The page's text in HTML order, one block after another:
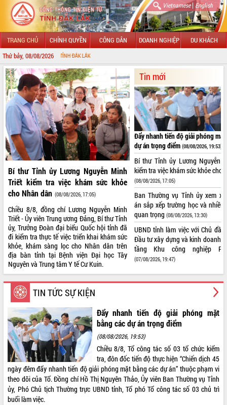
Vietnamese| English
TRANG CHỦ CHÍNH QUYỀN CÔNG DÂN DOANH NGHIỆP DU KHÁCH
Thứ bảy, 08/08/2026
GIỚI THIỆU
LÃNH ĐẠO UBND TỈNH
TIN TỨC SỰ KIỆN
SỞ, BAN, NGÀNH
UBND CÁC XÃ, PHƯỜNG
THÔNG TIN CHỈ ĐẠO ĐIỀU HÀNH
HỆ THỐNG VĂN BẢN
VĂN BẢN HĐND TỈNH
ĐIỂM TIN VĂN BẢN
QUY HOẠCH - KẾ HOẠCH
TrailerLễ hội Sầu riêng Đắk Lắk năm
2026
Bí thư Tỉnh ủy Lương Nguyễn Minh
Triết kiểm tra việc khám sức khỏe
cho Nhân dân (08/08/2026, 17:05)
Chiều 8/8, đồng chí Lương Nguyễn Minh
Triết - Ủy viên Trung ương Đảng, Bí thư Tỉnh
ủy, Trưởng Đoàn đại biểu Quốc hội tỉnh đã
đi kiểm tra thực tế việc triển khai khám sức
khỏe, khám sàng lọc cho Nhân dân trên
địa bàn tỉnh tại Bệnh viện Đại học Tây
Nguyên và Trung tâm Y tế Cư Kuin.
Tin mới
Đẩy nhanh tiến độ giải phóng mặt
dự án trọng điểm (08/08/2026, 19:53)
Bí thư Tỉnh ủy Lương Nguyễn
kiểm tra việc khám sức khỏe cho
(08/08/2026, 17:05)
Ban Thường vụ Tỉnh ủy xem
án sắp xếp trường học và nhiều
quan trọng (08/08/2026, 13:30)
UBND tỉnh làm việc với Chủ
Đầu tư xây dựng và kinh doanh
tầng Khu công nghiệp
(07/08/2026, 19:47)
Ra mắt “Bản đồ số nông sản,
OCOP, du lịch thôn buôn trên
(07/08/2026, 16:46)
TIN TỨC SỰ KIỆN
Đẩy nhanh tiến độ giải phóng mặt
bằng các dự án trọng điểm
(08/08/2026, 19:53)
Chiều 8/8, Tổ công tác số 03 tổ chức kiểm
tra, đôn đốc tiến độ thực hiện “Chiến dịch 45
ngày đêm đẩy nhanh tiến độ giải phóng mặt bằng các dự án” thuộc phạm vi
theo dõi của Tổ. Đồng chí Hồ Thị Nguyên Thảo, Ủy viên Ban Thường vụ Tỉnh
ủy, Phó Chủ tịch Thường trực UBND tỉnh, Tổ phó Tổ công tác số 03 chủ trì
buổi làm việc.